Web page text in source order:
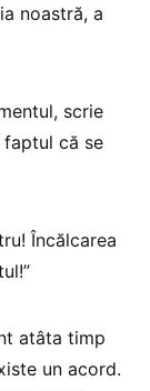
noastră, a
scrie
că se
Încălcarea
atâta timp
un acord.